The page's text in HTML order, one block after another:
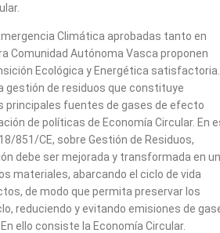
Climática aprobadas tanto en
Comunidad Autónoma Vasca proponen
Ecológica y Energética satisfactoria.
gestión de residuos que constituye
principales fuentes de gases de efecto
de políticas de Economía Circular. En
851/CE, sobre Gestión de Residuos,
debe ser mejorada y transformada en
materiales, abarcando el ciclo de vida
de modo que permita preservar los
reduciendo y evitando emisiones de
ello consiste la Economía Circular.